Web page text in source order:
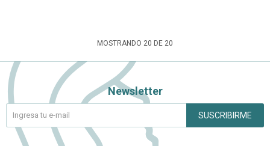
MOSTRANDO 20 DE 20
Newsletter
SUSCRIBIRME